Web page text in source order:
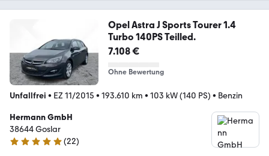
Opel Astra J Sports Tourer 1.4
Turbo 140PS Teilled.
7.108 €
Ohne Bewertung
Unfallfrei • EZ 11/2015 • 193.610 km • 103 kW (140 PS) • Benzin
Hermann GmbH
38644 Goslar
5 Sterne
(22)